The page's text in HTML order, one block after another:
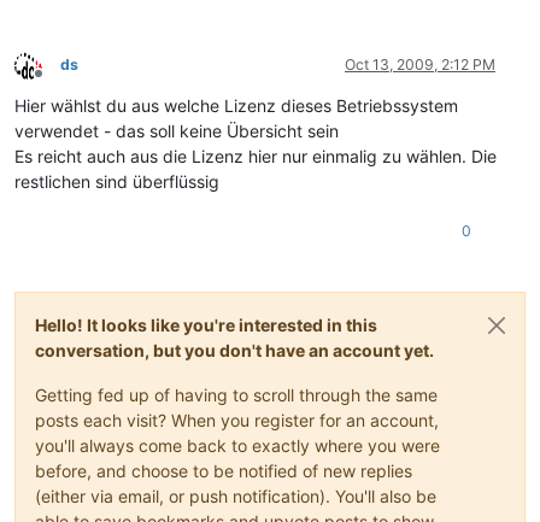
Offline
ds Oct 13, 2009, 2:12 PM
Hier wählst du aus welche Lizenz dieses Betriebssystem
verwendet - das soll keine Übersicht sein
Es reicht auch aus die Lizenz hier nur einmalig zu wählen. Die
restlichen sind überflüssig
0
Hello! It looks like you're interested in this
conversation, but you don't have an account yet.
Getting fed up of having to scroll through the same
posts each visit? When you register for an account,
you'll always come back to exactly where you were
before, and choose to be notified of new replies
(either via email, or push notification). You'll also be